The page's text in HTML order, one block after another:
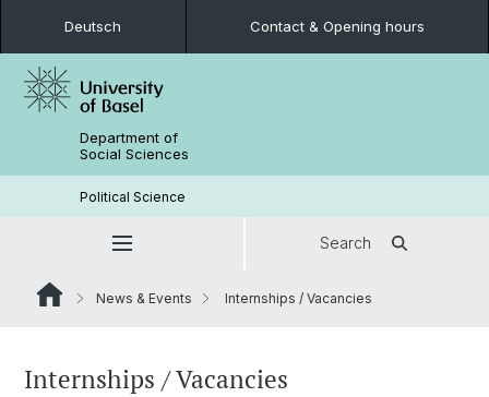
Deutsch Contact & Opening hours
Department of
Social Sciences
Political Science
Search
News & Events Internships / Vacancies
Internships / Vacancies